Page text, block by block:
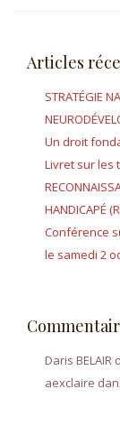
Articles
STRATÉGIE
Un droit
Livret sur les
HANDICAPÉ
Conférence
le samedi 2
Daris BELAIR
aexclaire